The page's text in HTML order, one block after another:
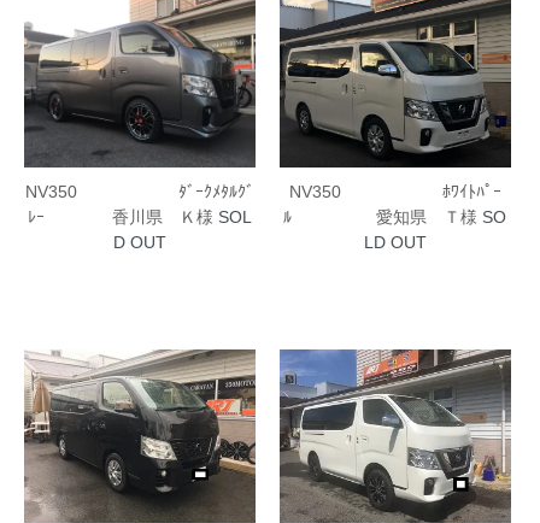
NV350 ﾀﾞｰｸﾒﾀﾙｸﾞ
ﾚｰ 香川県 Ｋ様 SOL
D OUT
NV350 ﾎﾜｲﾄﾊﾟｰ
ﾙ 愛知県 Ｔ様 SO
LD OUT